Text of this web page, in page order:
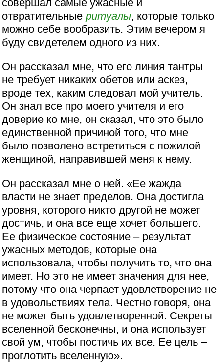
совершал самые ужасные и
отвратительныеритуалы, которые только
можно себе вообразить. Этим вечером я
буду свидетелем одного из них.
Он рассказал мне, что его линия тантры
не требует никаких обетов или аскез,
вроде тех, каким следовал мой учитель.
Он знал все про моего учителя и его
доверие ко мне, он сказал, что это было
единственной причиной того, что мне
было позволено встретиться с пожилой
женщиной, направившей меня к нему.
Он рассказал мне о ней. «Ее жажда
власти не знает пределов. Она достигла
уровня, которого никто другой не может
достичь, и она все еще хочет большего.
Ее физическое состояние – результат
ужасных методов, которые она
использовала, чтобы получить то, что она
имеет. Но это не имеет значения для нее,
потому что она черпает удовлетворение не
в удовольствиях тела. Честно говоря, она
не может быть удовлетворенной. Секреты
вселенной бесконечны, и она использует
свой ум, чтобы постичь их все. Ее цель –
проглотить вселенную».